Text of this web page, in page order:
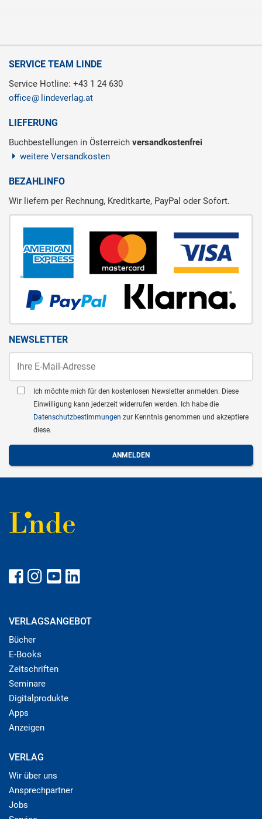
SERVICE TEAM LINDE
Service Hotline: +43 1 24 630
office
lindeverlag.at
LIEFERUNG
Buchbestellungen in Österreich versandkostenfrei
weitere Versandkosten
BEZAHLINFO
Wir liefern per Rechnung, Kreditkarte, PayPal oder Sofort.
NEWSLETTER
Ich möchte mich für den kostenlosen Newsletter anmelden. Diese
Einwilligung kann jederzeit widerrufen werden. Ich habe die
Datenschutzbestimmungen zur Kenntnis genommen und akzeptiere
diese.
VERLAGSANGEBOT
Bücher
E-Books
Zeitschriften
Seminare
Digitalprodukte
Apps
Anzeigen
VERLAG
Wir über uns
Ansprechpartner
Jobs